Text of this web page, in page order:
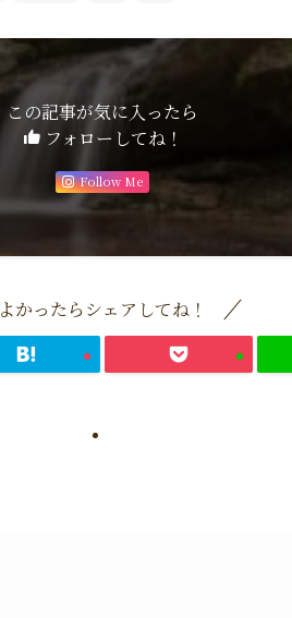
この記事が気に入ったら
フォローしてね！
Follow Me
よかったらシェアしてね！